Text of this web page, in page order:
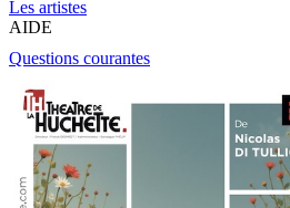
Les artistes
AIDE
Questions courantes